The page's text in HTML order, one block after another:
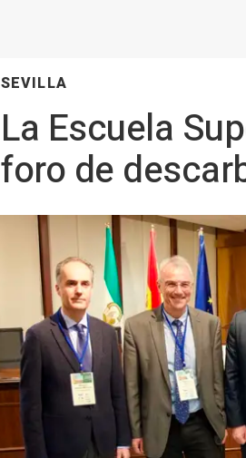
SEVILLA
La Escuela
foro de